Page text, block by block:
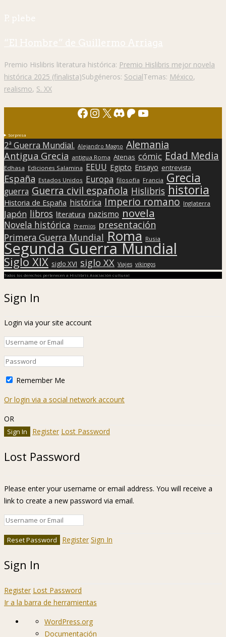
P. plebe
“El Hombre” de Guillermo Arriaga
Premio Hislibris literatura histórica: Premio Hislibris mejor novela
histórica 2025 (finalista)Subgéneros: SocialTemas: México,
realismo, S. XX
Facebook
Instagram
X Discord
Patreon
YouTube
Sorpresa
2ª Guerra Mundial. Alejandro Magno Alemania
Antigua Grecia antigua Roma Atenas cómic Edad Media
Edhasa Ediciones Salamina EEUU Egipto Ensayo entrevista
España Estados Unidos Europa filosofía Francia Grecia
guerra Guerra civil española Hislibris historia
Historia de España histórica Imperio romano Inglaterra
Japón libros literatura nazismo novela
Novela histórica Premios presentación
Primera Guerra Mundial Roma Rusia
Segunda Guerra Mundial
Siglo XIX siglo XVI siglo XX Viajes vikingos
Todos los derechos pertenecen a Hislibris Asociación cultural
Sign In
Login via your site account
Remember Me
Or login via a social network account
OR
Register Lost Password
Lost Password
Please enter your username or email address. You will receive a
link to create a new password via email.
Register Sign In
Sign In
Register Lost Password
Ir a la barra de herramientas
AcercaWordPress.org
Documentación